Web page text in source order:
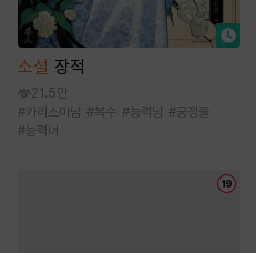
소설 장적
21.5만
#카리스마남 #복수 #능력남 #궁정물
#능력녀